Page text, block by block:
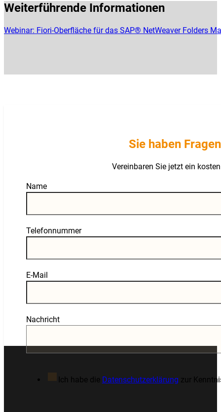
Weiterführende Informationen
Webinar: Fiori-Oberfläche für das SAP® NetWeaver Folders
Sie haben
Vereinbaren Sie jetzt ein
Name
Telefonnummer
E-Mail
Nachricht
Ich habe die Datenschutzerklärung zur
Guardian